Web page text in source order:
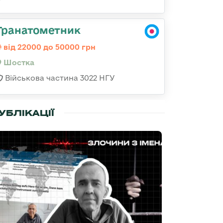
від 22000 до 50000 грн
Шостка
Військова частина 3022 НГУ